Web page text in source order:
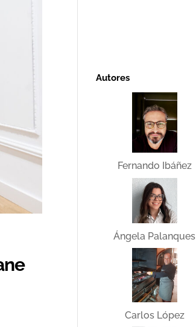
Autores
Fernando Ibáñez
Ángela Palanques
Carlos López